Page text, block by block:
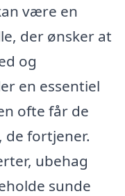
være en
der ønsker at
og
en essentiel
ofte får de
fortjener.
ubehag
sunde